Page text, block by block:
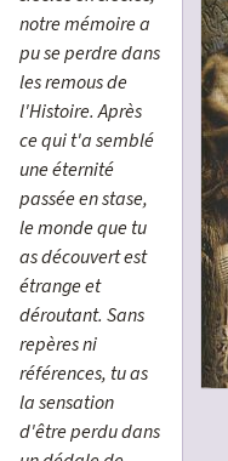
notre mémoire a
pu se perdre dans
les remous de
l'Histoire. Après
ce qui t'a semblé
une éternité
passée en stase,
le monde que tu
as découvert est
étrange et
déroutant. Sans
repères ni
références, tu as
la sensation
d'être perdu dans